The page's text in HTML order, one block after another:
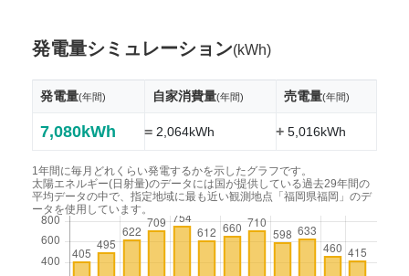
発電量シミュレーション(kWh)
発電量(年間) 自家消費量(年間) 売電量(年間)
7,080kWh =2,064kWh +5,016kWh
1年間に毎月どれくらい発電するかを示したグラフです。
太陽エネルギー(日射量)のデータには国が提供している過去29年間の
平均データの中で、指定地域に最も近い観測地点「福岡県福岡」のデ
ータを使用しています。